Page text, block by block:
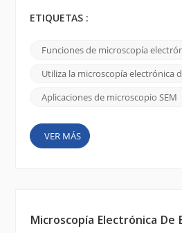
Al aprovechar un haz de
intrincados detalles de las
nanoescala, a la vista que los
convencionales simplemente
ETIQUETAS :
Funciones de microscopía
Utiliza la microscopía electrónica
Aplicaciones de microscopio SEM
VER MÁS
Microscopía Electrónica De